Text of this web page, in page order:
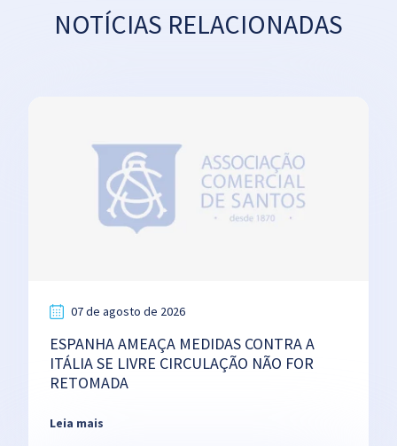
NOTÍCIAS RELACIONADAS
07 de agosto de 2026
ESPANHA AMEAÇA MEDIDAS CONTRA A
ITÁLIA SE LIVRE CIRCULAÇÃO NÃO FOR
RETOMADA
Leia mais